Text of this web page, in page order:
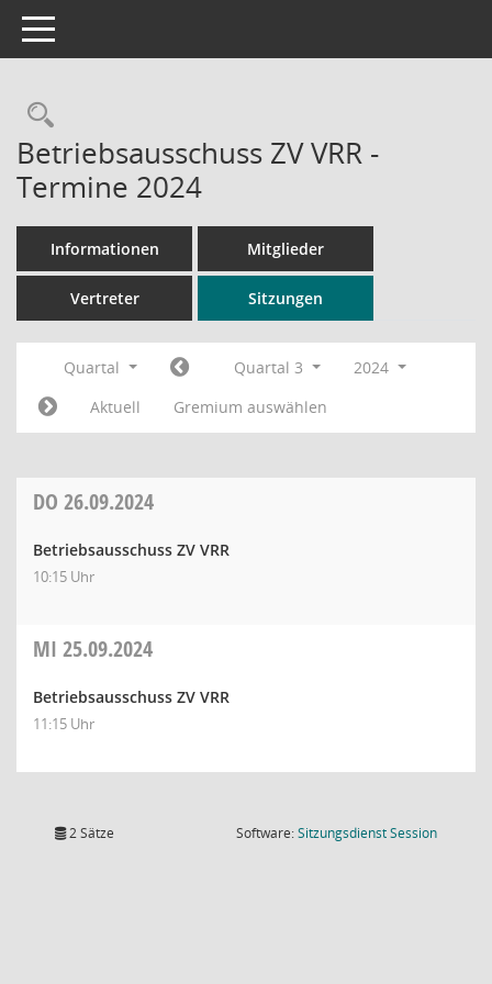
Toggle navigation
Rechercheauswahl
Betriebsausschuss ZV VRR -
Termine 2024
Informationen Mitglieder
Vertreter Sitzungen
Quartal Quartal 3
2024
Aktuell
Gremium auswählen
DO 26.09.2024
Betriebsausschuss ZV VRR
10:15 Uhr
MI 25.09.2024
Betriebsausschuss ZV VRR
11:15 Uhr
2 Sätze Software:SitzungsdienstSession(Wird in